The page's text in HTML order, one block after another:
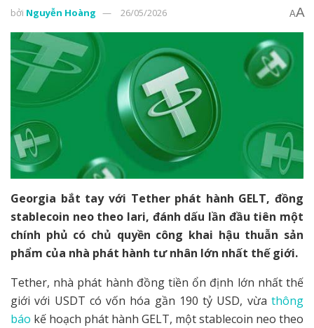
bởi Nguyễn Hoàng 26/05/2026 AA
Georgia bắt tay với Tether phát hành GELT, đồng
stablecoin neo theo lari, đánh dấu lần đầu tiên một
chính phủ có chủ quyền công khai hậu thuẫn sản
phẩm của nhà phát hành tư nhân lớn nhất thế giới.
Tether, nhà phát hành đồng tiền ổn định lớn nhất thế
giới với USDT có vốn hóa gần 190 tỷ USD, vừa thông
báo kế hoạch phát hành GELT, một stablecoin neo theo